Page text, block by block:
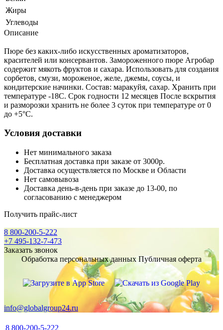
Жиры
Углеводы
Описание
Пюре без каких-либо искусственных ароматизаторов,
красителей или консервантов. Замороженного пюре Агробар
содержит мякоть фруктов и сахара. Использовать для создания
сорбетов, смузи, мороженое, желе, джемы, соусы, и
кондитерские начинки. Состав: маракуйя, сахар. Хранить при
температуре -18С. Срок годности 12 месяцев После вскрытия
и разморозки хранить не более 3 суток при температуре от 0
до +5°C.
Условия доставки
Нет минимального заказа
Бесплатная доставка при заказе от 3000р.
Доставка осуществляется по Москве и Области
Нет самовывоза
Доставка день-в-день при заказе до 13-00, по
согласованию с менеджером
Получить прайс-лист
8 800-200-5-222
+7 495-132-7-473
Заказать звонок
Обработка персональных данных Публичная оферта
info@globalgroup24.ru
8 800-200-5-222